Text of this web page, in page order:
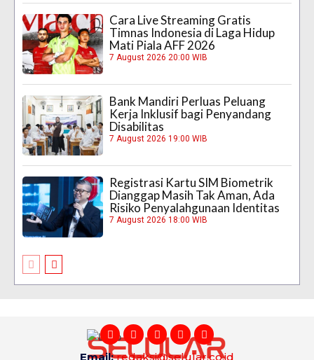
Cara Live Streaming Gratis
Timnas Indonesia di Laga Hidup
Mati Piala AFF 2026
7 August 2026 20:00 WIB
Bank Mandiri Perluas Peluang
Kerja Inklusif bagi Penyandang
Disabilitas
7 August 2026 19:00 WIB
Registrasi Kartu SIM Biometrik
Dianggap Masih Tak Aman, Ada
Risiko Penyalahgunaan Identitas
7 August 2026 18:00 WIB
Email:redaksi@selular.co.id